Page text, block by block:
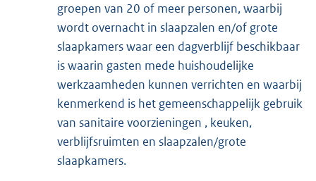
groepen van 20 of meer personen, waarbij
wordt overnacht in slaapzalen en/of grote
slaapkamers waar een dagverblijf beschikbaar
is waarin gasten mede huishoudelijke
werkzaamheden kunnen verrichten en waarbij
kenmerkend is het gemeenschappelijk gebruik
van sanitaire voorzieningen , keuken,
verblijfsruimten en slaapzalen/grote
slaapkamers.